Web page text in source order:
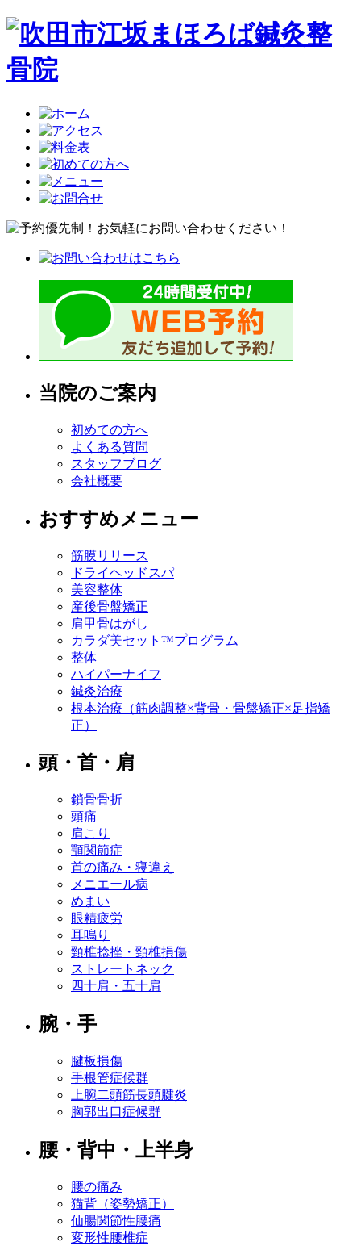
当院のご案内
初めての方へ
よくある質問
スタッフブログ
会社概要
おすすめメニュー
筋膜リリース
ドライヘッドスパ
美容整体
産後骨盤矯正
肩甲骨はがし
カラダ美セット™プログラム
整体
ハイパーナイフ
鍼灸治療
根本治療（筋肉調整×背骨・骨盤矯正×足指矯
正）
頭・首・肩
鎖骨骨折
頭痛
肩こり
顎関節症
首の痛み・寝違え
メニエール病
めまい
眼精疲労
耳鳴り
頸椎捻挫・頸椎損傷
ストレートネック
四十肩・五十肩
腕・手
腱板損傷
手根管症候群
上腕二頭筋長頭腱炎
胸郭出口症候群
腰・背中・上半身
腰の痛み
猫背（姿勢矯正）
仙腸関節性腰痛
変形性腰椎症